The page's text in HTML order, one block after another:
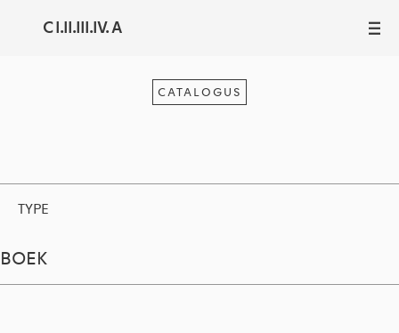
C I.II.III.IV. A III
CATALOGUS
TYPE
BOEK